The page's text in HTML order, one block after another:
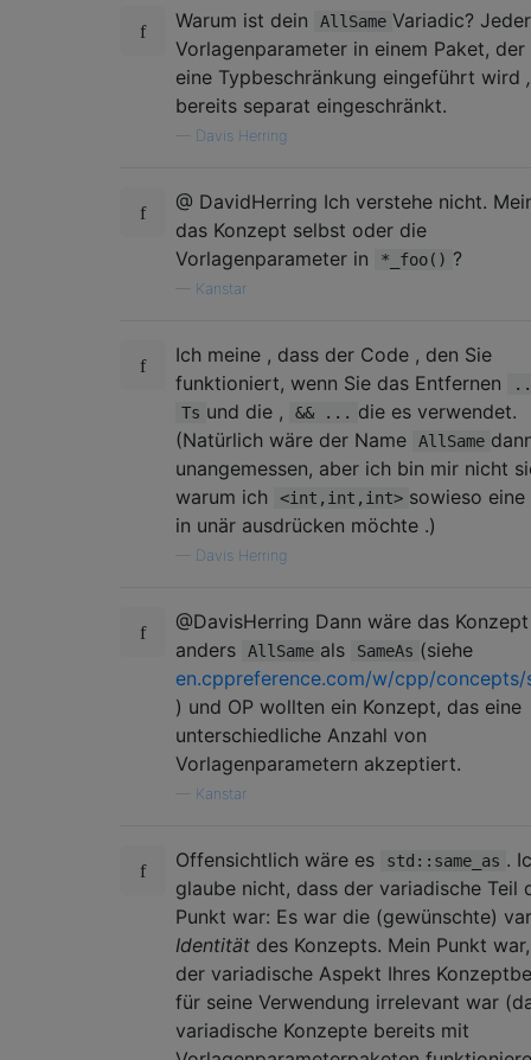
Warum ist dein AllSame Variadic? Jeder
Vorlagenparameter in einem Paket,
eine Typbeschränkung eingeführt wird ,
bereits separat eingeschränkt.
Davis Herring
@ DavidHerring Ich verstehe nicht.
das Konzept selbst oder die
Vorlagenparameter in
*_foo() ?
Kanstar
Ich meine , dass der Code , den Sie
funktioniert, wenn Sie das Entfernen
Ts und die , && ... die es verwendet.
(Natürlich wäre der Name
AllSame
unangemessen, aber ich bin mir nicht
warum ich
<int,int,int> sowieso eine
in unär ausdrücken möchte .)
Davis Herring
@DavisHerring Dann wäre das
anders
AllSame als SameAs (siehe
en.cppreference.com/w/cpp/concepts/
) und OP wollten ein Konzept, das eine
unterschiedliche Anzahl von
Vorlagenparametern akzeptiert.
Kanstar
Offensichtlich wäre es std::same_as .
glaube nicht, dass der variadische Teil
Punkt war: Es war die (gewünschte)
Identität des Konzepts. Mein Punkt
der variadische Aspekt Ihres
für seine Verwendung irrelevant war
variadische Konzepte bereits mit